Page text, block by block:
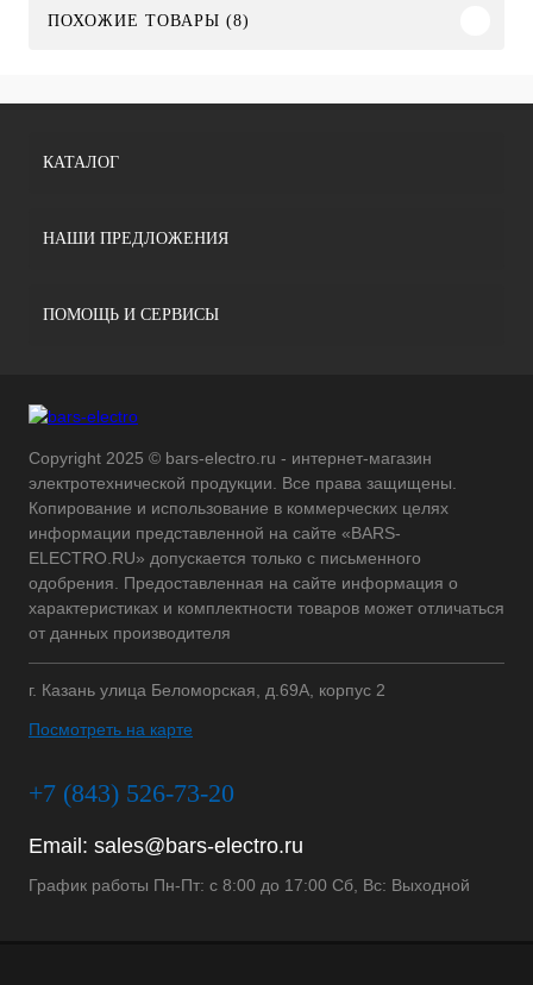
ПОХОЖИЕ ТОВАРЫ (8)
КАТАЛОГ
НАШИ ПРЕДЛОЖЕНИЯ
ПОМОЩЬ И СЕРВИСЫ
Copyright 2025 © bars-electro.ru - интернет-магазин
электротехнической продукции. Все права защищены.
Копирование и использование в коммерческих целях
информации представленной на сайте «BARS-
ELECTRO.RU» допускается только с письменного
одобрения. Предоставленная на сайте информация о
характеристиках и комплектности товаров может отличаться
от данных производителя
г. Казань улица Беломорская, д.69А, корпус 2
Посмотреть на карте
+7 (843) 526-73-20
Email: sales@bars-electro.ru
График работы Пн-Пт: с 8:00 до 17:00 Сб, Вс: Выходной